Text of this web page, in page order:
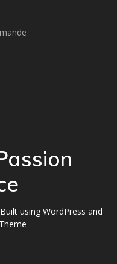
using WordPress and